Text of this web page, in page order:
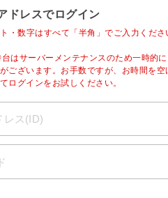
ドレスでログイン
・数字はすべて「半角」でご入力くださ
はサーバーメンテナンスのため一時的
ございます。お手数ですが、お時間を空
ログインをお試しください。